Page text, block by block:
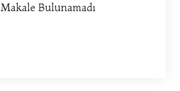
Makale Bulunamadı